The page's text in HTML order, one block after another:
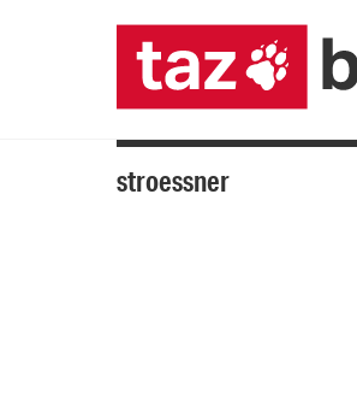
stroessner